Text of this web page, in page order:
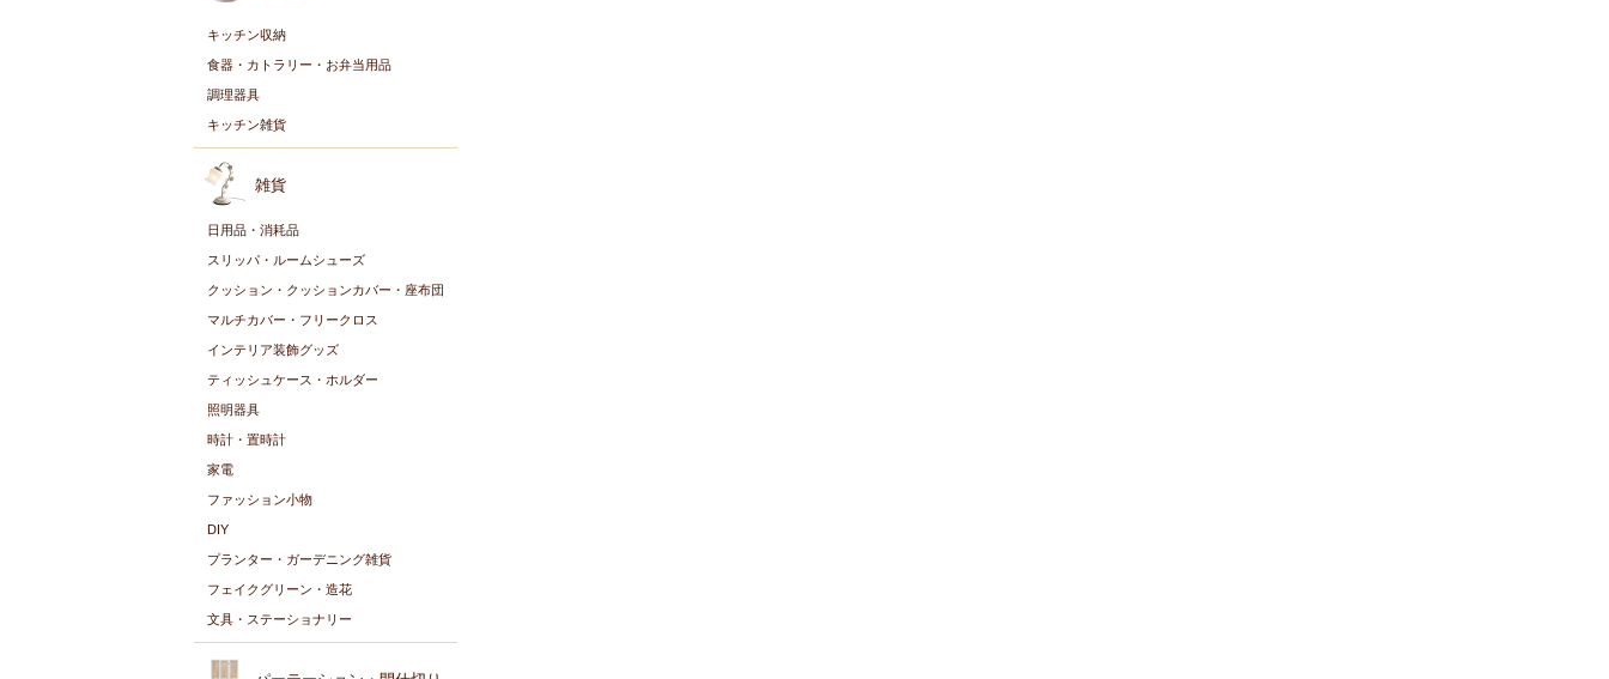
キッチン収納
食器・カトラリー・お弁当用品
調理器具
キッチン雑貨
雑貨
日用品・消耗品
スリッパ・ルームシューズ
クッション・クッションカバー・座布団
マルチカバー・フリークロス
インテリア装飾グッズ
ティッシュケース・ホルダー
照明器具
時計・置時計
家電
ファッション小物
DIY
プランター・ガーデニング雑貨
フェイクグリーン・造花
文具・ステーショナリー